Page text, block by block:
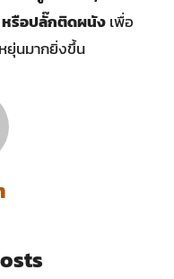
หรือปลั๊กติดผนังเพื่อ
ยุ่นมากยิ่งขึ้น